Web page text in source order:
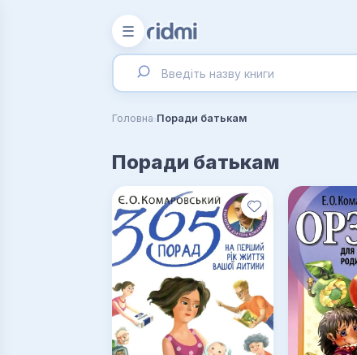
☰
Головна›Поради батькам
Поради батькам